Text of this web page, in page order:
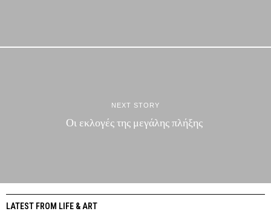
NEXT STORY
Οι εκλογές της μεγάλης πλήξης
LATEST FROM LIFE & ART